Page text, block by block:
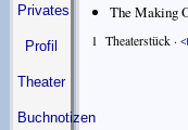
Privates
Profil
Theater
Buchnotizen
The Making
1 Theaterstück ·